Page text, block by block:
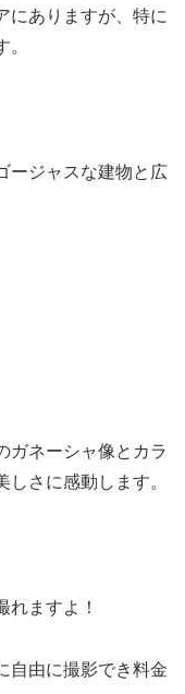
にありますが、特に
ージャスな建物と広
ガネーシャ像とカラ
さに感動します。
れますよ！
自由に撮影でき料金